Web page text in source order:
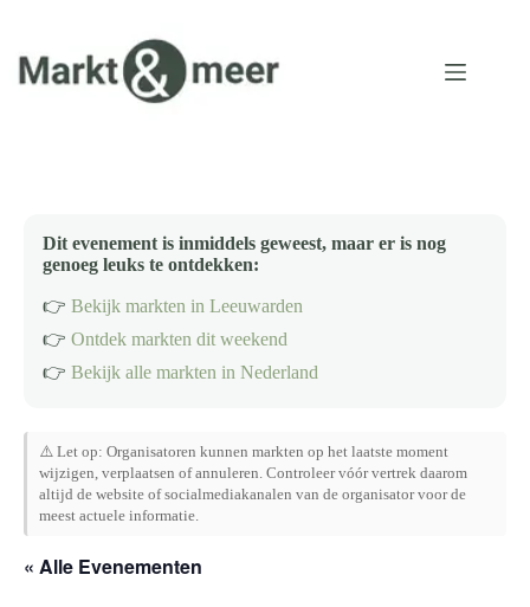
inhoud
Dit evenement is inmiddels geweest, maar er is nog
genoeg leuks te ontdekken:
👉 Bekijk markten in Leeuwarden
👉 Ontdek markten dit weekend
👉 Bekijk alle markten in Nederland
⚠️ Let op: Organisatoren kunnen markten op het laatste moment
wijzigen, verplaatsen of annuleren. Controleer vóór vertrek daarom
altijd de website of socialmediakanalen van de organisator voor de
meest actuele informatie.
« Alle Evenementen